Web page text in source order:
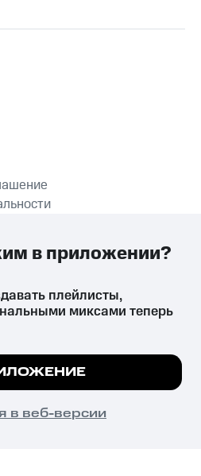
ПРИЛОЖЕНИЕ
причиняет вред здоровью,
и влечёт установленную
на сайте все
плейлисты,
миксами теперь
в веб-версии